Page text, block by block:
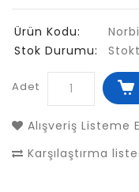
Ürün Kodu:
Stok Durumu:
Adet
Alışveriş Listeme
Karşılaştırma